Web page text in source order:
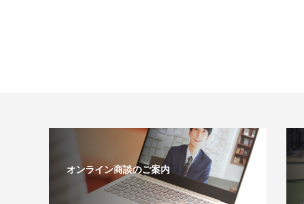
オンライン商談のご案内